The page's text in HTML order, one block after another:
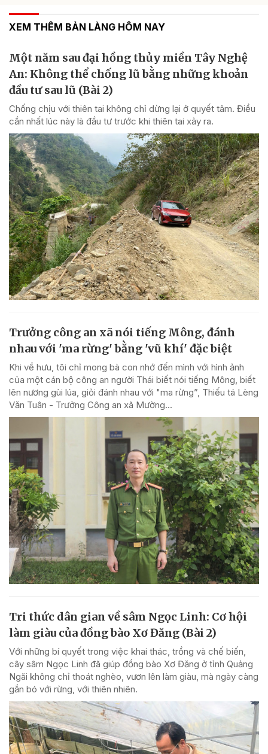
XEM THÊM BẢN LÀNG HÔM NAY
Một năm sau đại hồng thủy miền Tây Nghệ
An: Không thể chống lũ bằng những khoản
đầu tư sau lũ (Bài 2)
Chống chịu với thiên tai không chỉ dừng lại ở quyết tâm. Điều
cần nhất lúc này là đầu tư trước khi thiên tai xảy ra.
Trưởng công an xã nói tiếng Mông, đánh
nhau với 'ma rừng' bằng 'vũ khí' đặc biệt
Khi về hưu, tôi chỉ mong bà con nhớ đến mình với hình ảnh
của một cán bộ công an người Thái biết nói tiếng Mông, biết
lên nương gùi lúa, giỏi đánh nhau với "ma rừng”, Thiếu tá Lèng
Văn Tuân - Trưởng Công an xã Mường...
Tri thức dân gian về sâm Ngọc Linh: Cơ hội
làm giàu của đồng bào Xơ Đăng (Bài 2)
Với những bí quyết trong việc khai thác, trồng và chế biến,
cây sâm Ngọc Linh đã giúp đồng bào Xơ Đăng ở tỉnh Quảng
Ngãi không chỉ thoát nghèo, vươn lên làm giàu, mà ngày càng
gắn bó với rừng, với thiên nhiên.